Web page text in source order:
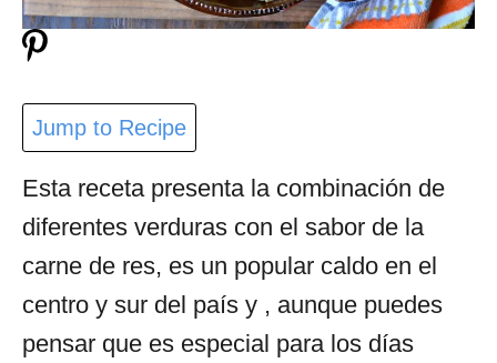
Jump to Recipe
Esta receta presenta la combinación de
diferentes verduras con el sabor de la
carne de res, es un popular caldo en el
centro y sur del país y , aunque puedes
pensar que es especial para los días